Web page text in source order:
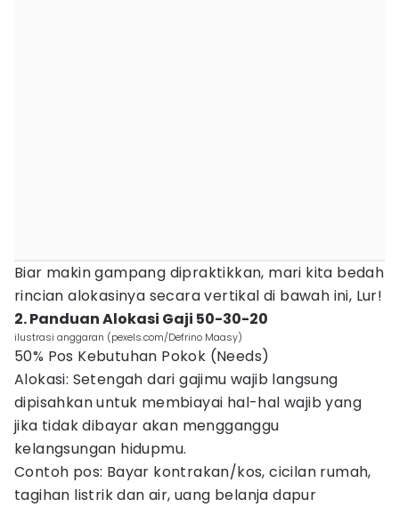
Biar makin gampang dipraktikkan, mari kita bedah
rincian alokasinya secara vertikal di bawah ini, Lur!
2. Panduan Alokasi Gaji 50-30-20
ilustrasi anggaran (pexels.com/Defrino Maasy)
50% Pos Kebutuhan Pokok (Needs)
Alokasi: Setengah dari gajimu wajib langsung
dipisahkan untuk membiayai hal-hal wajib yang
jika tidak dibayar akan mengganggu
kelangsungan hidupmu.
Contoh pos: Bayar kontrakan/kos, cicilan rumah,
tagihan listrik dan air, uang belanja dapur